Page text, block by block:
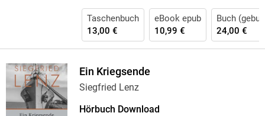
Taschenbuch
13,00 €
eBook epub
10,99 €
Buch
24,00 €
Ein Kriegsende
Siegfried Lenz
Hörbuch Download